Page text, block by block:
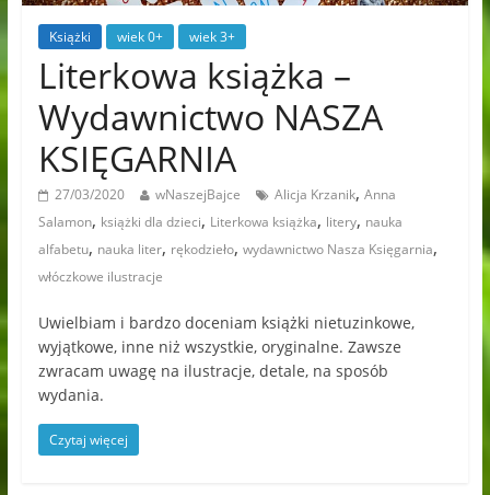
Książki wiek 0+ wiek 3+
Literkowa książka –
Wydawnictwo NASZA
KSIĘGARNIA
27/03/2020 wNaszejBajce Alicja Krzanik, Anna
Salamon, książki dla dzieci, Literkowa książka, litery, nauka
alfabetu, nauka liter, rękodzieło, wydawnictwo Nasza Księgarnia,
włóczkowe ilustracje
Uwielbiam i bardzo doceniam książki nietuzinkowe,
wyjątkowe, inne niż wszystkie, oryginalne. Zawsze
zwracam uwagę na ilustracje, detale, na sposób
wydania.
Czytaj więcej